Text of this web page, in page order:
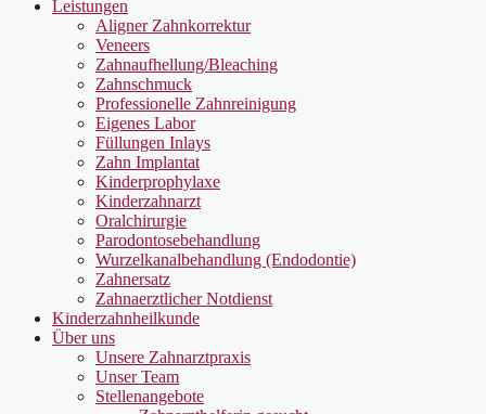
Leistungen
Aligner Zahnkorrektur
Veneers
Zahnaufhellung/Bleaching
Zahnschmuck
Professionelle Zahnreinigung
Eigenes Labor
Füllungen Inlays
Zahn Implantat
Kinderprophylaxe
Kinderzahnarzt
Oralchirurgie
Parodontosebehandlung
Wurzelkanalbehandlung (Endodontie)
Zahnersatz
Zahnaerztlicher Notdienst
Kinderzahnheilkunde
Über uns
Unsere Zahnarztpraxis
Unser Team
Stellenangebote